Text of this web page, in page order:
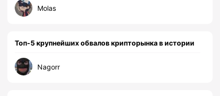
Molas
Топ-5 крупнейших обвалов крипторынка в истории
Nagorr